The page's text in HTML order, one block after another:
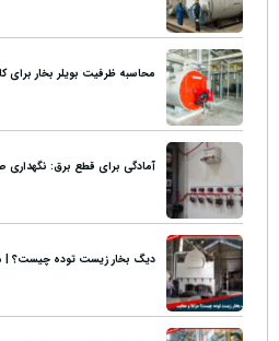
محاسبه ظرفیت بویلر بخار برای
آمادگی برای قطع برق: نگهداری
دیگ بخار زیست توده چیست؟ |